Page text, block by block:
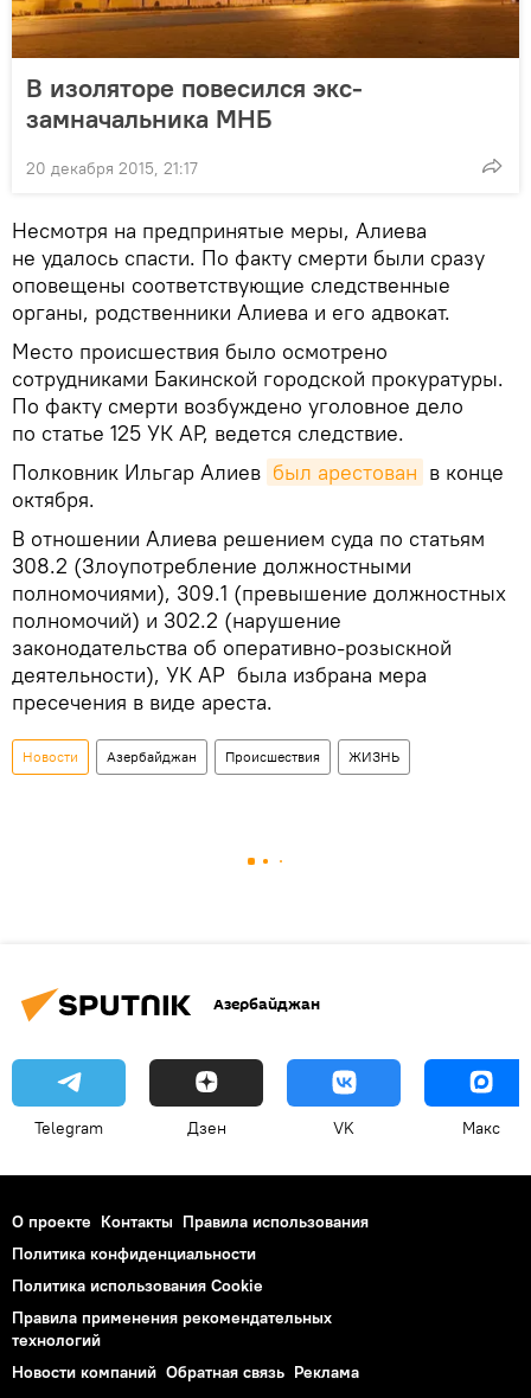
В изоляторе повесился экс-
замначальника МНБ
20 декабря 2015, 21:17
Несмотря на предпринятые меры, Алиева
не удалось спасти. По факту смерти были сразу
оповещены соответствующие следственные
органы, родственники Алиева и его адвокат.
Место происшествия было осмотрено
сотрудниками Бакинской городской прокуратуры.
По факту смерти возбуждено уголовное дело
по статье 125 УК АР, ведется следствие.
Полковник Ильгар Алиев был арестован в конце
октября.
В отношении Алиева решением суда по статьям
308.2 (Злоупотребление должностными
полномочиями), 309.1 (превышение должностных
полномочий) и 302.2 (нарушение
законодательства об оперативно-розыскной
деятельности), УК АР была избрана мера
пресечения в виде ареста.
Новости Азербайджан Происшествия ЖИЗНЬ
Азербайджан
Telegram Дзен VK Макс
О проекте Контакты Правила использования
Политика конфиденциальности
Политика использования Cookie
Правила применения рекомендательных
технологий
Новости компаний Обратная связь Реклама